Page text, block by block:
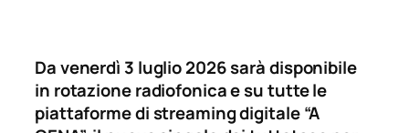
Da venerdì 3 luglio 2026 sarà disponibile
in rotazione radiofonica e su tutte le
piattaforme di streaming digitale “A